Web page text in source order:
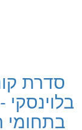
סדרת
בתחומי